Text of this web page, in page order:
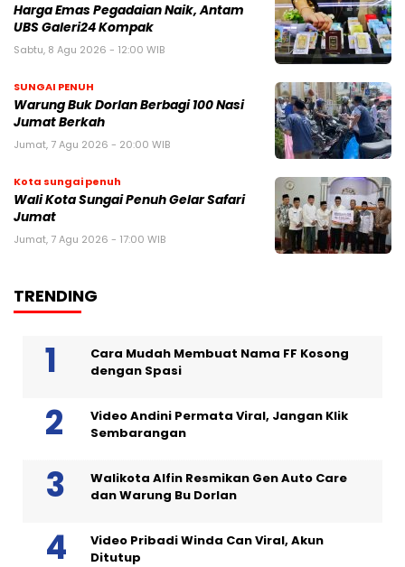
Harga Emas Pegadaian Naik, Antam
UBS Galeri24 Kompak
Sabtu, 8 Agu 2026 - 12:00 WIB
SUNGAI PENUH
Warung Buk Dorlan Berbagi 100 Nasi
Jumat Berkah
Jumat, 7 Agu 2026 - 20:00 WIB
Kota sungai penuh
Wali Kota Sungai Penuh Gelar Safari
Jumat
Jumat, 7 Agu 2026 - 17:00 WIB
TRENDING
Cara Mudah Membuat Nama FF Kosong
dengan Spasi
Video Andini Permata Viral, Jangan Klik
Sembarangan
Walikota Alfin Resmikan Gen Auto Care
dan Warung Bu Dorlan
Video Pribadi Winda Can Viral, Akun
Ditutup